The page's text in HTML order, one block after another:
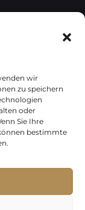
wir
zu speichern
oder
Sie Ihre
bestimmte